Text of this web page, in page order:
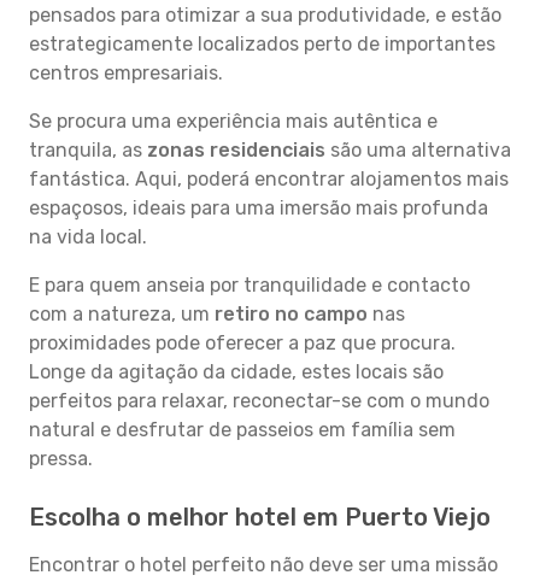
pensados para otimizar a sua produtividade, e estão
estrategicamente localizados perto de importantes
centros empresariais.
Se procura uma experiência mais autêntica e
tranquila, as zonas residenciais são uma alternativa
fantástica. Aqui, poderá encontrar alojamentos mais
espaçosos, ideais para uma imersão mais profunda
na vida local.
E para quem anseia por tranquilidade e contacto
com a natureza, um retiro no campo nas
proximidades pode oferecer a paz que procura.
Longe da agitação da cidade, estes locais são
perfeitos para relaxar, reconectar-se com o mundo
natural e desfrutar de passeios em família sem
pressa.
Escolha o melhor hotel em Puerto Viejo
Encontrar o hotel perfeito não deve ser uma missão